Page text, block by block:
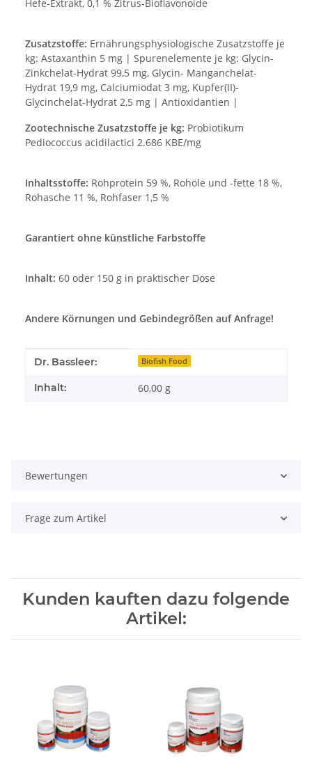
Hefe-Extrakt, 0,1 % Zitrus-Bioflavonoide
Zusatzstoffe: Ernährungsphysiologische Zusatzstoffe je
kg: Astaxanthin 5 mg | Spurenelemente je kg: Glycin-
Zinkchelat-Hydrat 99,5 mg, Glycin- Manganchelat-
Hydrat 19,9 mg, Calciumiodat 3 mg, Kupfer(II)-
Glycinchelat-Hydrat 2,5 mg | Antioxidantien |
Zootechnische Zusatzstoffe je kg: Probiotikum
Pediococcus acidilactici 2.686 KBE/mg
Inhaltsstoffe: Rohprotein 59 %, Rohöle und -fette 18 %,
Rohasche 11 %, Rohfaser 1,5 %
Garantiert ohne künstliche Farbstoffe
Inhalt: 60 oder 150 g in praktischer Dose
Andere Körnungen und Gebindegrößen auf Anfrage!
Produkteigenschaft
Wert
Dr. Bassleer: Biofish Food
Inhalt: 60,00 g
Bewertungen
Frage zum Artikel
Kunden kauften dazu folgende
Artikel: